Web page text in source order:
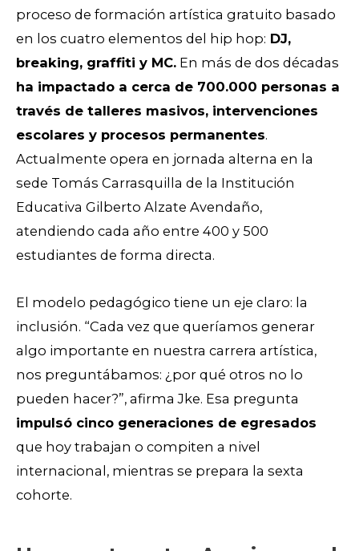
proceso de formación artística gratuito basado
en los cuatro elementos del hip hop: DJ,
breaking, graffiti y MC. En más de dos décadas
ha impactado a cerca de 700.000 personas a
través de talleres masivos, intervenciones
escolares y procesos permanentes.
Actualmente opera en jornada alterna en la
sede Tomás Carrasquilla de la Institución
Educativa Gilberto Alzate Avendaño,
atendiendo cada año entre 400 y 500
estudiantes de forma directa.
El modelo pedagógico tiene un eje claro: la
inclusión. “Cada vez que queríamos generar
algo importante en nuestra carrera artística,
nos preguntábamos: ¿por qué otros no lo
pueden hacer?”, afirma Jke. Esa pregunta
impulsó cinco generaciones de egresados
que hoy trabajan o compiten a nivel
internacional, mientras se prepara la sexta
cohorte.